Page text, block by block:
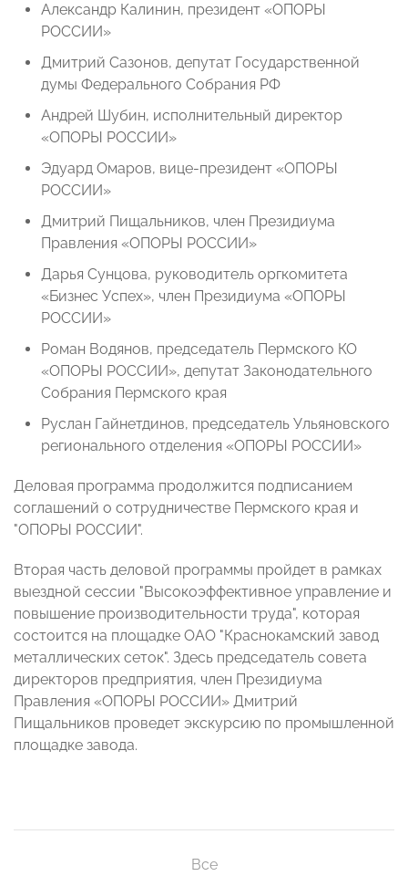
Александр Калинин, президент «ОПОРЫ
РОССИИ»
Дмитрий Сазонов, депутат Государственной
думы Федерального Собрания РФ
Андрей Шубин, исполнительный директор
«ОПОРЫ РОССИИ»
Эдуард Омаров, вице-президент «ОПОРЫ
РОССИИ»
Дмитрий Пищальников, член Президиума
Правления «ОПОРЫ РОССИИ»
Дарья Сунцова, руководитель оргкомитета
«Бизнес Успех», член Президиума «ОПОРЫ
РОССИИ»
Роман Водянов, председатель Пермского КО
«ОПОРЫ РОССИИ», депутат Законодательного
Собрания Пермского края
Руслан Гайнетдинов, председатель Ульяновского
регионального отделения «ОПОРЫ РОССИИ»
Деловая программа продолжится подписанием
соглашений о сотрудничестве Пермского края и
"ОПОРЫ РОССИИ".
Вторая часть деловой программы пройдет в рамках
выездной сессии "Высокоэффективное управление и
повышение производительности труда", которая
состоится на площадке ОАО "Краснокамский завод
металлических сеток". Здесь председатель совета
директоров предприятия, член Президиума
Правления «ОПОРЫ РОССИИ» Дмитрий
Пищальников проведет экскурсию по промышленной
площадке завода.
Все